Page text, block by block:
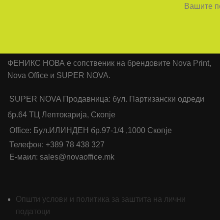
Вашите
ФЕНИКС НОВА е сопственик на брендовите Nova Print,
Nova Office и SUPER NOVA.
SUPER NOVA Продавница: бул. Партизански одреди
бр.64 ТЦ Лептокарија, Скопје
Office: Бул.ИЛИНДЕН бр.97-1/4 ,1000 Скопје
Телефон: +389 78 438 327
Е-маил: sales@novaoffice.mk
Општи услови и политика за заштита на лични
податоци